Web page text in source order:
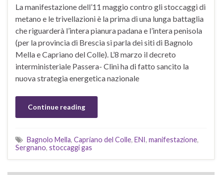
La manifestazione dell’11 maggio contro gli stoccaggi di
metano e le trivellazioni è la prima di una lunga battaglia
che riguarderà l’intera pianura padana e l’intera penisola
(per la provincia di Brescia si parla dei siti di Bagnolo
Mella e Capriano del Colle). L’8 marzo il decreto
interministeriale Passera- Clini ha di fatto sancito la
nuova strategia energetica nazionale
Continue reading
Bagnolo Mella, Capriano del Colle, ENI, manifestazione,
Sergnano, stoccaggi gas